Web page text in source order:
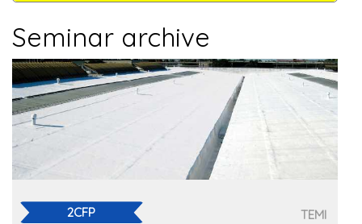
Seminar archive
2CFP TEMI